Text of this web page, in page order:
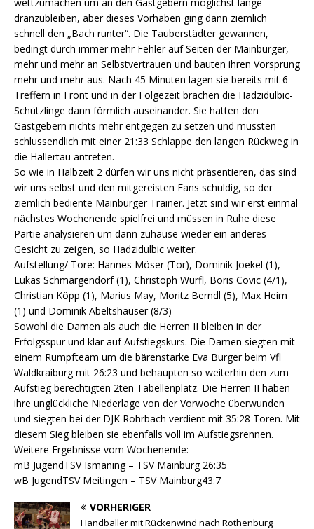
dranzubleiben, aber dieses Vorhaben ging dann ziemlich
schnell den „Bach runter“. Die Tauberstädter gewannen,
bedingt durch immer mehr Fehler auf Seiten der Mainburger,
mehr und mehr an Selbstvertrauen und bauten ihren Vorsprung
mehr und mehr aus. Nach 45 Minuten lagen sie bereits mit 6
Treffern in Front und in der Folgezeit brachen die Hadzidulbic-
Schützlinge dann förmlich auseinander. Sie hatten den
Gastgebern nichts mehr entgegen zu setzen und mussten
schlussendlich mit einer 21:33 Schlappe den langen Rückweg in
die Hallertau antreten.
So wie in Halbzeit 2 dürfen wir uns nicht präsentieren, das sind
wir uns selbst und den mitgereisten Fans schuldig, so der
ziemlich bediente Mainburger Trainer. Jetzt sind wir erst einmal
nächstes Wochenende spielfrei und müssen in Ruhe diese
Partie analysieren um dann zuhause wieder ein anderes
Gesicht zu zeigen, so Hadzidulbic weiter.
Aufstellung/ Tore: Hannes Möser (Tor), Dominik Joekel (1),
Lukas Schmargendorf (1), Christoph Würfl, Boris Covic (4/1),
Christian Köpp (1), Marius May, Moritz Berndl (5), Max Heim
(1) und Dominik Abeltshauser (8/3)
Sowohl die Damen als auch die Herren II bleiben in der
Erfolgsspur und klar auf Aufstiegskurs. Die Damen siegten mit
einem Rumpfteam um die bärenstarke Eva Burger beim Vfl
Waldkraiburg mit 26:23 und behaupten so weiterhin den zum
Aufstieg berechtigten 2ten Tabellenplatz. Die Herren II haben
ihre unglückliche Niederlage von der Vorwoche überwunden
und siegten bei der DJK Rohrbach verdient mit 35:28 Toren. Mit
diesem Sieg bleiben sie ebenfalls voll im Aufstiegsrennen.
Weitere Ergebnisse vom Wochenende:
mB JugendTSV Ismaning – TSV Mainburg 26:35
wB JugendTSV Meitingen – TSV Mainburg43:7
VORHERIGER
Handballer mit Rückenwind nach Rothenburg